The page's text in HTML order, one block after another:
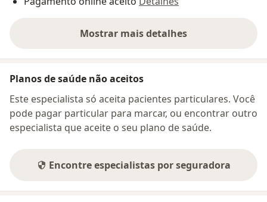
Mostrar mais detalhes
sobre o endereço
Planos de saúde não aceitos
Este especialista só aceita pacientes particulares. Você
pode pagar particular para marcar, ou encontrar outro
especialista que aceite o seu plano de saúde.
Encontre especialistas por seguradora